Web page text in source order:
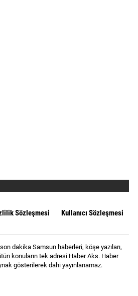
Sözleşmesi Kullanıcı Sözleşmesi
dakika Samsun haberleri, köşe yazıları,
konuların tek adresi Haber Aks. Haber
gösterilerek dahi yayınlanamaz.